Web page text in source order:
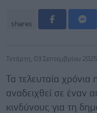
shares
Τετάρτη, 03 Σεπτεμβρίου
Τα τελευταία
αναδειχθεί σε έναν
κινδύνους για τη